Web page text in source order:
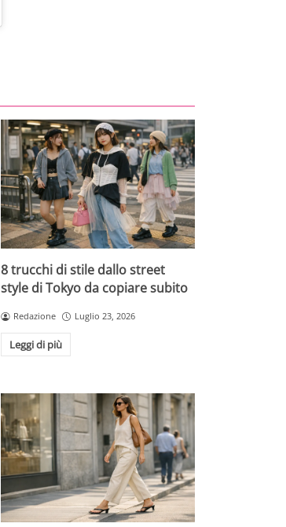
8 trucchi di stile dallo street
style di Tokyo da copiare subito
Redazione Luglio 23, 2026
Leggi di più